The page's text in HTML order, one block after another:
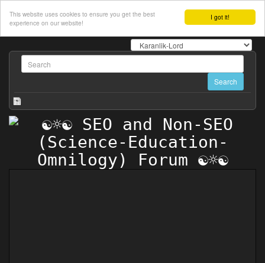
I got it!
This website uses cookies to ensure you get the best
experience on our website!